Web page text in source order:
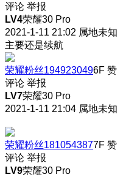
评论 举报
LV4荣耀30 Pro
2021-1-11 21:02 属地未知
主要还是续航
荣耀粉丝1949230496F 赞
评论 举报
LV7荣耀30 Pro
2021-1-11 21:04 属地未知
荣耀粉丝1810543877F 赞
评论 举报
LV9荣耀30 Pro